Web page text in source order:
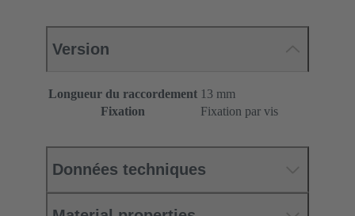
Version
Longueur du raccordement 13 mm
Fixation
Fixation par vis
Données techniques